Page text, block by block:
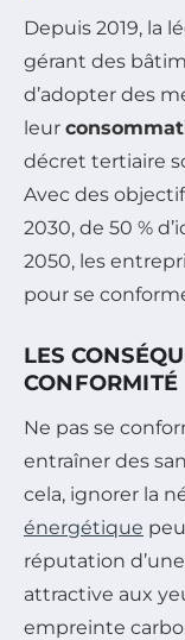
Depuis 2019, la
gérant des
d’adopter des
leur
décret tertiaire
Avec des
2030, de 50 %
2050, les
pour se
LES
CONFORMITÉ
Ne pas se
entraîner des
cela, ignorer la
énergétique
réputation
attractive aux
empreinte